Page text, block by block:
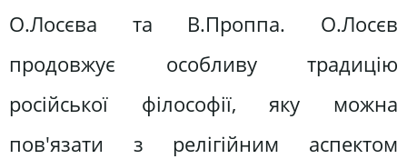
О.Лосєва та В.Проппа. О.Лосєв
продовжує особливу традицію
російської філософії, яку можна
пов'язати з релігійним аспектом